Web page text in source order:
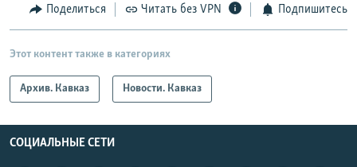
Поделиться Читать без VPN Подпишитесь
Этот контент также в категориях
Архив. Кавказ Новости. Кавказ
СОЦИАЛЬНЫЕ СЕТИ